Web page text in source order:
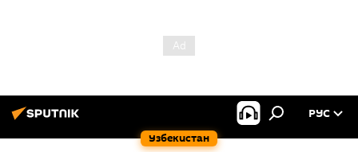
Узбекистан
РУС